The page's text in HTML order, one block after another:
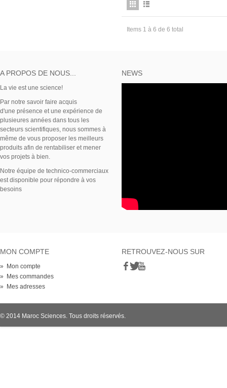
Items 1 à 6 de 6 total
A PROPOS DE NOUS...
La vie est une science!
Par notre savoir faire acquis
d'une présence et une expérience de
plusieures années dans tous les
secteurs scientifiques, nous sommes à
même de vous proposer les meilleurs
produits afin de rentabiliser et mener
vos projets à bien.
Notre équipe de technico-commerciaux
est disponible pour répondre à vos
besoins
NEWS
MON COMPTE
» Mon compte
» Mes commandes
» Mes adresses
RETROUVEZ-NOUS SUR
© 2014 Maroc Sciences. Tous droits réservés.